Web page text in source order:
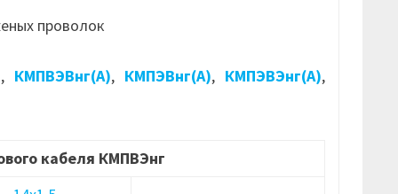
проволок
, КМПВЭВнг(А), КМПЭВнг(А), КМПЭВЭнг(А),
кабеля КМПВЭнг